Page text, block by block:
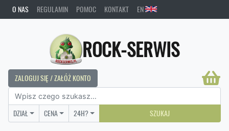
O NAS REGULAMIN POMOC KONTAKT EN
ROCK-SERWIS
ZALOGUJ SIĘ / ZAŁÓŻ KONTO
DZIAŁ CENA 24H? SZUKAJ